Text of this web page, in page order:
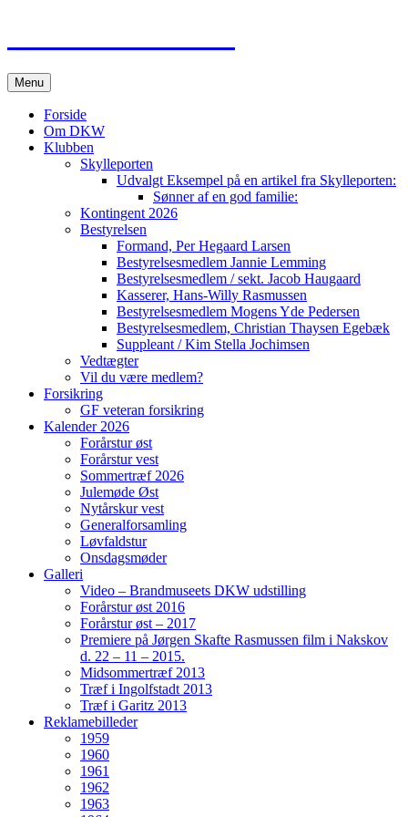
Menu Videre
til
indhold
Forside
Om DKW
Klubben
Skylleporten
Udvalgt Eksempel på en artikel fra Skylleporten:
Sønner af en god familie:
Kontingent 2026
Bestyrelsen
Formand, Per Hegaard Larsen
Bestyrelsesmedlem Jannie Lemming
Bestyrelsesmedlem / sekt. Jacob Haugaard
Kasserer, Hans-Willy Rasmussen
Bestyrelsesmedlem Mogens Yde Pedersen
Bestyrelsesmedlem, Christian Thaysen Egebæk
Suppleant / Kim Stella Jochimsen
Vedtægter
Vil du være medlem?
Forsikring
GF veteran forsikring
Kalender 2026
Forårstur øst
Forårstur vest
Sommertræf 2026
Julemøde Øst
Nytårskur vest
Generalforsamling
Løvfaldstur
Onsdagsmøder
Galleri
Video – Brandmuseets DKW udstilling
Forårstur øst 2016
Forårstur øst – 2017
Premiere på Jørgen Skafte Rasmussen film i Nakskov
d. 22 – 11 – 2015.
Midsommertræf 2013
Træf i Ingolfstadt 2013
Træf i Garitz 2013
Reklamebilleder
1959
1960
1961
1962
1963